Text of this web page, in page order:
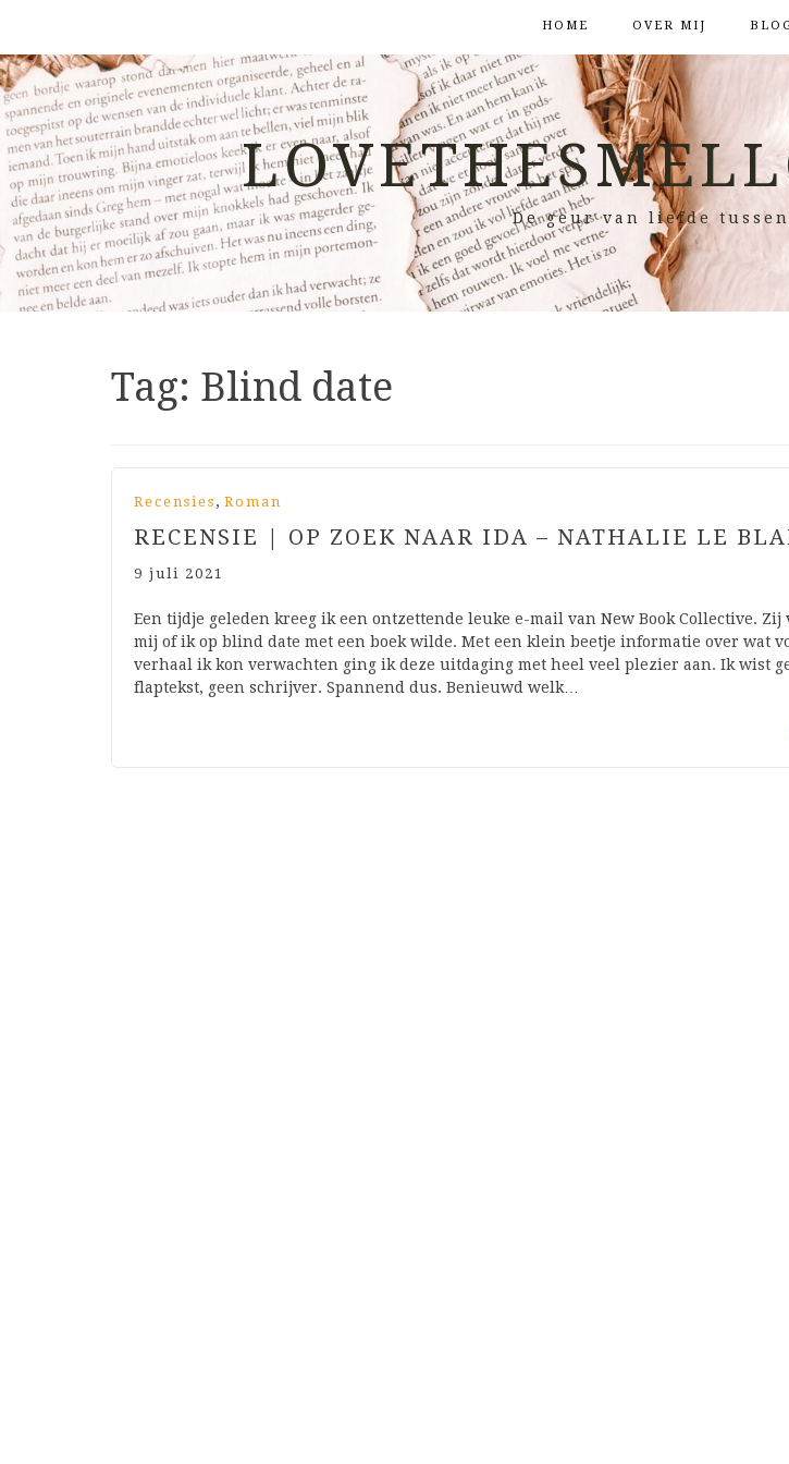
HOME OVER MIJ
De geur van liefde
Tag: Blind date
Recensies , Roman
RECENSIE | OP ZOEK NAAR IDA – NATHALIE LE
9 juli 2021
Een tijdje geleden kreeg ik een ontzettende leuke e-mail van New Book Collective. Zij
mij of ik op blind date met een boek wilde. Met een klein beetje informatie over wat
verhaal ik kon verwachten ging ik deze uitdaging met heel veel plezier aan. Ik wist
flaptekst, geen schrijver. Spannend dus. Benieuwd welk…